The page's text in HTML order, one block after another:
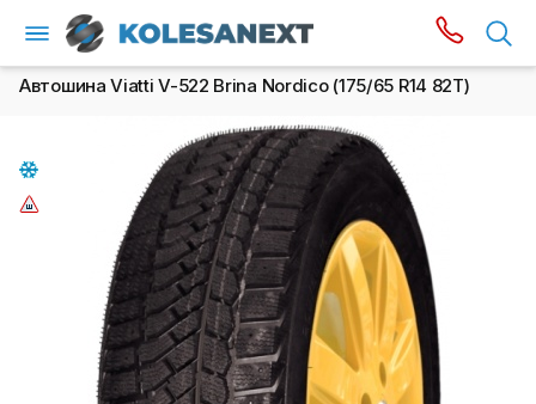
Автошина Viatti V-522 Brina Nordico (175/65 R14 82T)